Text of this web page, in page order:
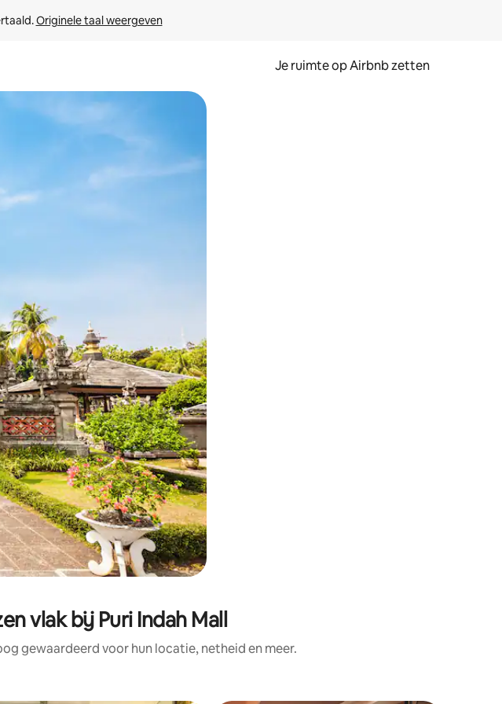
Originele taal weergeven
Je ruimte op Airbnb zetten
en omlaag, óf door te tikken of swipen.
vlak bij Puri Indah Mall
gewaardeerd voor hun locatie, netheid en meer.